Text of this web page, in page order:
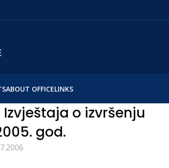
ABOUT OFFICELINKS
o izvršenju
god.